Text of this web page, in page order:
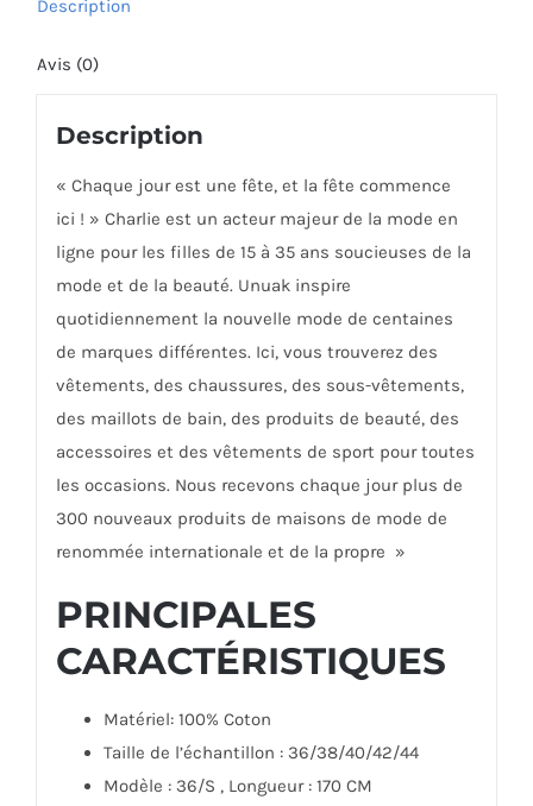
Description
Avis (0)
Description
« Chaque jour est une fête, et la fête commence
ici ! » Charlie est un acteur majeur de la mode en
ligne pour les filles de 15 à 35 ans soucieuses de la
mode et de la beauté. Unuak inspire
quotidiennement la nouvelle mode de centaines
de marques différentes. Ici, vous trouverez des
vêtements, des chaussures, des sous-vêtements,
des maillots de bain, des produits de beauté, des
accessoires et des vêtements de sport pour toutes
les occasions. Nous recevons chaque jour plus de
300 nouveaux produits de maisons de mode de
renommée internationale et de la propre »
PRINCIPALES
CARACTÉRISTIQUES
Matériel: 100% Coton
Taille de l’échantillon : 36/38/40/42/44
Modèle : 36/S , Longueur : 170 CM